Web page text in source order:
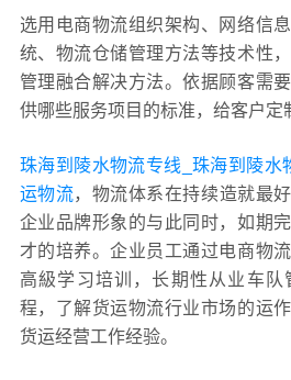
选用电商物流组织架构、网络信
统、物流仓储管理方法等技术性
管理融合解决方法。依据顾客需
供哪些服务项目的标准，给客户定
珠海到陵水物流专线_珠海到陵水
运物流，物流体系在持续造就最
企业品牌形象的与此同时，如期
才的培养。企业员工通过电商物
高級学习培训，长期性从业车队
程，了解货运物流行业市场的运
货运经营工作经验。